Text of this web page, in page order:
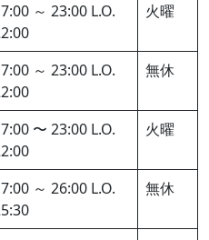
～ 23:00 L.O.
火曜
～ 23:00 L.O.
無休
〜 23:00 L.O.
火曜
～ 26:00 L.O.
無休